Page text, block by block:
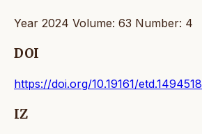
Year 2024 Volume: 63 Number: 4
DOI
https://doi.org/10.19161/etd.1494518
IZ